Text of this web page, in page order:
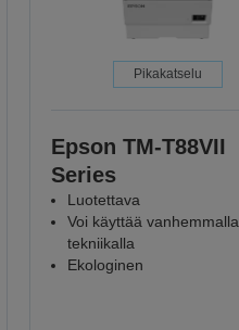
Pikakatselu
Epson TM-T88VII
Series
Luotettava
Voi käyttää vanhemmalla
tekniikalla
Ekologinen